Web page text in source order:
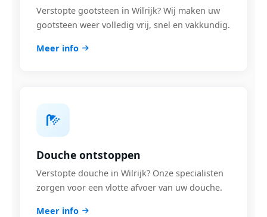
Verstopte gootsteen in Wilrijk? Wij maken uw
gootsteen weer volledig vrij, snel en vakkundig.
Meer info
Douche ontstoppen
Verstopte douche in Wilrijk? Onze specialisten
zorgen voor een vlotte afvoer van uw douche.
Meer info